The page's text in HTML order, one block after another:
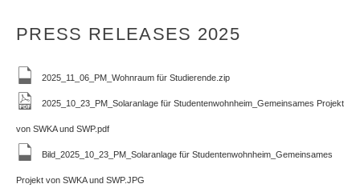
PRESS RELEASES 2025
2025_11_06_PM_Wohnraum für Studierende.zip
2025_10_23_PM_Solaranlage für Studentenwohnheim_Gemeinsames Projekt
von SWKA und SWP.pdf
Bild_2025_10_23_PM_Solaranlage für Studentenwohnheim_Gemeinsames
Projekt von SWKA und SWP.JPG